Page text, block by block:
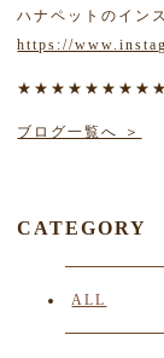
ハナペットのイン
https://
ブログ一覧へ ＞
CATEGORY
ALL